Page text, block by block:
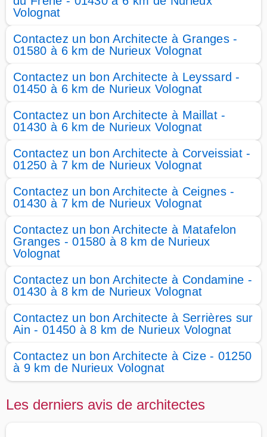
Volognat
Contactez un bon Architecte à Granges -
01580 à 6 km de Nurieux Volognat
Contactez un bon Architecte à Leyssard -
01450 à 6 km de Nurieux Volognat
Contactez un bon Architecte à Maillat -
01430 à 6 km de Nurieux Volognat
Contactez un bon Architecte à Corveissiat -
01250 à 7 km de Nurieux Volognat
Contactez un bon Architecte à Ceignes -
01430 à 7 km de Nurieux Volognat
Contactez un bon Architecte à Matafelon
Granges - 01580 à 8 km de Nurieux
Volognat
Contactez un bon Architecte à Condamine -
01430 à 8 km de Nurieux Volognat
Contactez un bon Architecte à Serrières sur
Ain - 01450 à 8 km de Nurieux Volognat
Contactez un bon Architecte à Cize - 01250
à 9 km de Nurieux Volognat
Les derniers avis de architectes